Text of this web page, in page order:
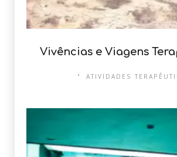
Vivências e Viagens
ATIVIDADES